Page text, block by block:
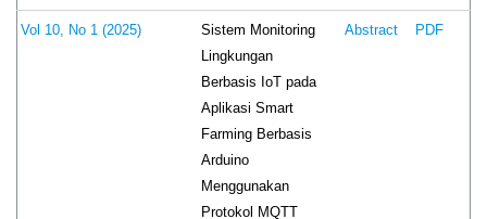
Vol 10, No 1 (2025)
Sistem Monitoring
Lingkungan
Berbasis IoT pada
Aplikasi Smart
Farming Berbasis
Arduino
Menggunakan
Protokol MQTT
Abstract PDF